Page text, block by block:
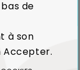
de
à son
Accepter.